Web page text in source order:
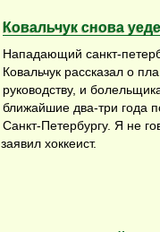
Ковальчук снова
Нападающий санкт-
Ковальчук рассказал о
руководству, и
ближайшие два-три года
Санкт-Петербургу. Я не
заявил хоккеист.